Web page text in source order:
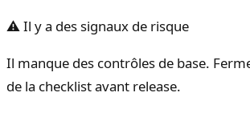
⚠ Il y a des signaux de risque
Il manque des contrôles de base.
de la checklist avant release.